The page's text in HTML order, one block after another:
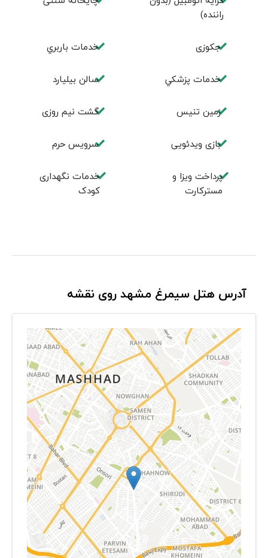
راننده)
جكوزی خدمات باربري
خدمات پزشكي سالن بيليارد
زمين تنيس گشت نیم روزی
بازی ویدئویی سرویس حرم
پرداخت ویزا و
مسترکارت
خدمات نگهداری
کودک
آدرس هتل سیمرغ مشهد روی نقشه